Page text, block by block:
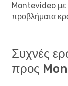
Montevideo με
προβλήματα
Συχνές
προς